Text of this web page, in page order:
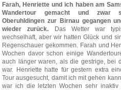
Farah, Henriette und ich haben am
Wandertour gemacht und
Oberuhldingen zur Birnau gegangen
wieder zurück. Das Wetter war
wechselhaft, aber wir hatten Glück und
Regenschauer gekommen. Farah und
Wochen davor schon einige
auch länger waren, als die gestrige, bei
war. Henriette hatte für gestern extra
Tour ausgesucht, damit ich mit gehen
war ich die letzten Wochen sehr